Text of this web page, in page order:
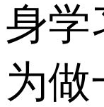
身学
为做